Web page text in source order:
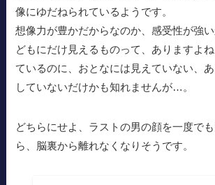
像にゆだねられているようです。
想像力が豊かだからなのか、感受性が強
どもにだけ見えるものって、ありますよ
ているのに、おとなには見えていない、
していないだけかも知れませんが…。
どちらにせよ、ラストの男の顔を一度で
ら、脳裏から離れなくなりそうです。